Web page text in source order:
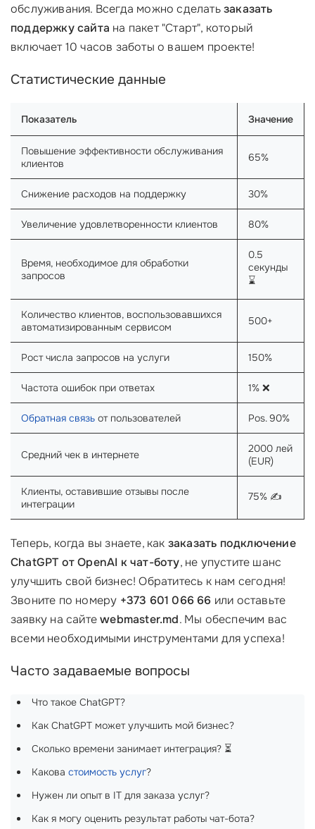
обслуживания. Всегда можно сделатьзаказать
поддержку сайта на пакет "Старт", который
включает 10 часов заботы о вашем проекте!
Статистические данные
Показатель Значение
Повышение эффективности обслуживания
клиентов
65%
Снижение расходов на поддержку 30%
Увеличение удовлетворенности клиентов 80%
Время, необходимое для обработки
запросов
0.5
секунды
⌛
Количество клиентов, воспользовавшихся
автоматизированным сервисом
500+
Рост числа запросов на услуги 150%
Частота ошибок при ответах 1% ❌
Обратная связь от пользователей Pos. 90%
Средний чек в интернете
2000 лей
(EUR)
Клиенты, оставившие отзывы после
интеграции
75% ✍️
Теперь, когда вы знаете, как заказать подключение
ChatGPT от OpenAI к чат-боту, не упустите шанс
улучшить свой бизнес! Обратитесь к нам сегодня!
Звоните по номеру +373 601 066 66 или оставьте
заявку на сайтеwebmaster.md. Мы обеспечим вас
всеми необходимыми инструментами для успеха!
Часто задаваемые вопросы
Что такое ChatGPT?
Как ChatGPT может улучшить мой бизнес?
Сколько времени занимает интеграция? ⏳
Какова стоимость услуг?
Нужен ли опыт в IT для заказа услуг?
Как я могу оценить результат работы чат-бота?